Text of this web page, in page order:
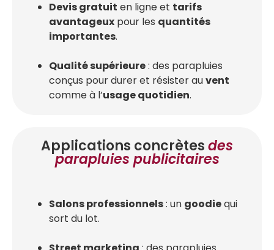
Devis gratuit en ligne et tarifs
avantageux pour les quantités
importantes.
Qualité supérieure: des parapluies
conçus pour durer et résister auvent
comme à l’usage quotidien.
Applications concrètesdes
parapluies publicitaires
Salons professionnels: un goodiequi
sort du lot.